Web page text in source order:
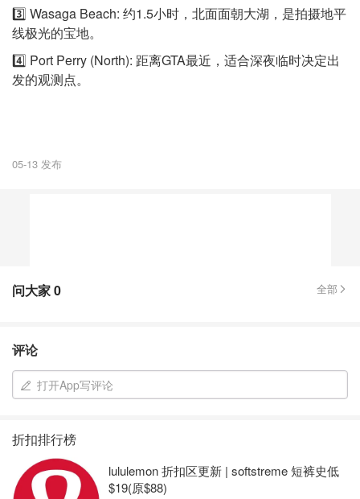
3️⃣ Wasaga Beach: 约1.5小时，北面面朝大湖，是拍摄地平
线极光的宝地。
4️⃣ Port Perry (North): 距离GTA最近，适合深夜临时决定出
发的观测点。
05-13 发布
问大家0 全部
评论
打开App写评论
折扣排行榜
lululemon 折扣区更新 | softstreme 短裤史低
$19(原$88)